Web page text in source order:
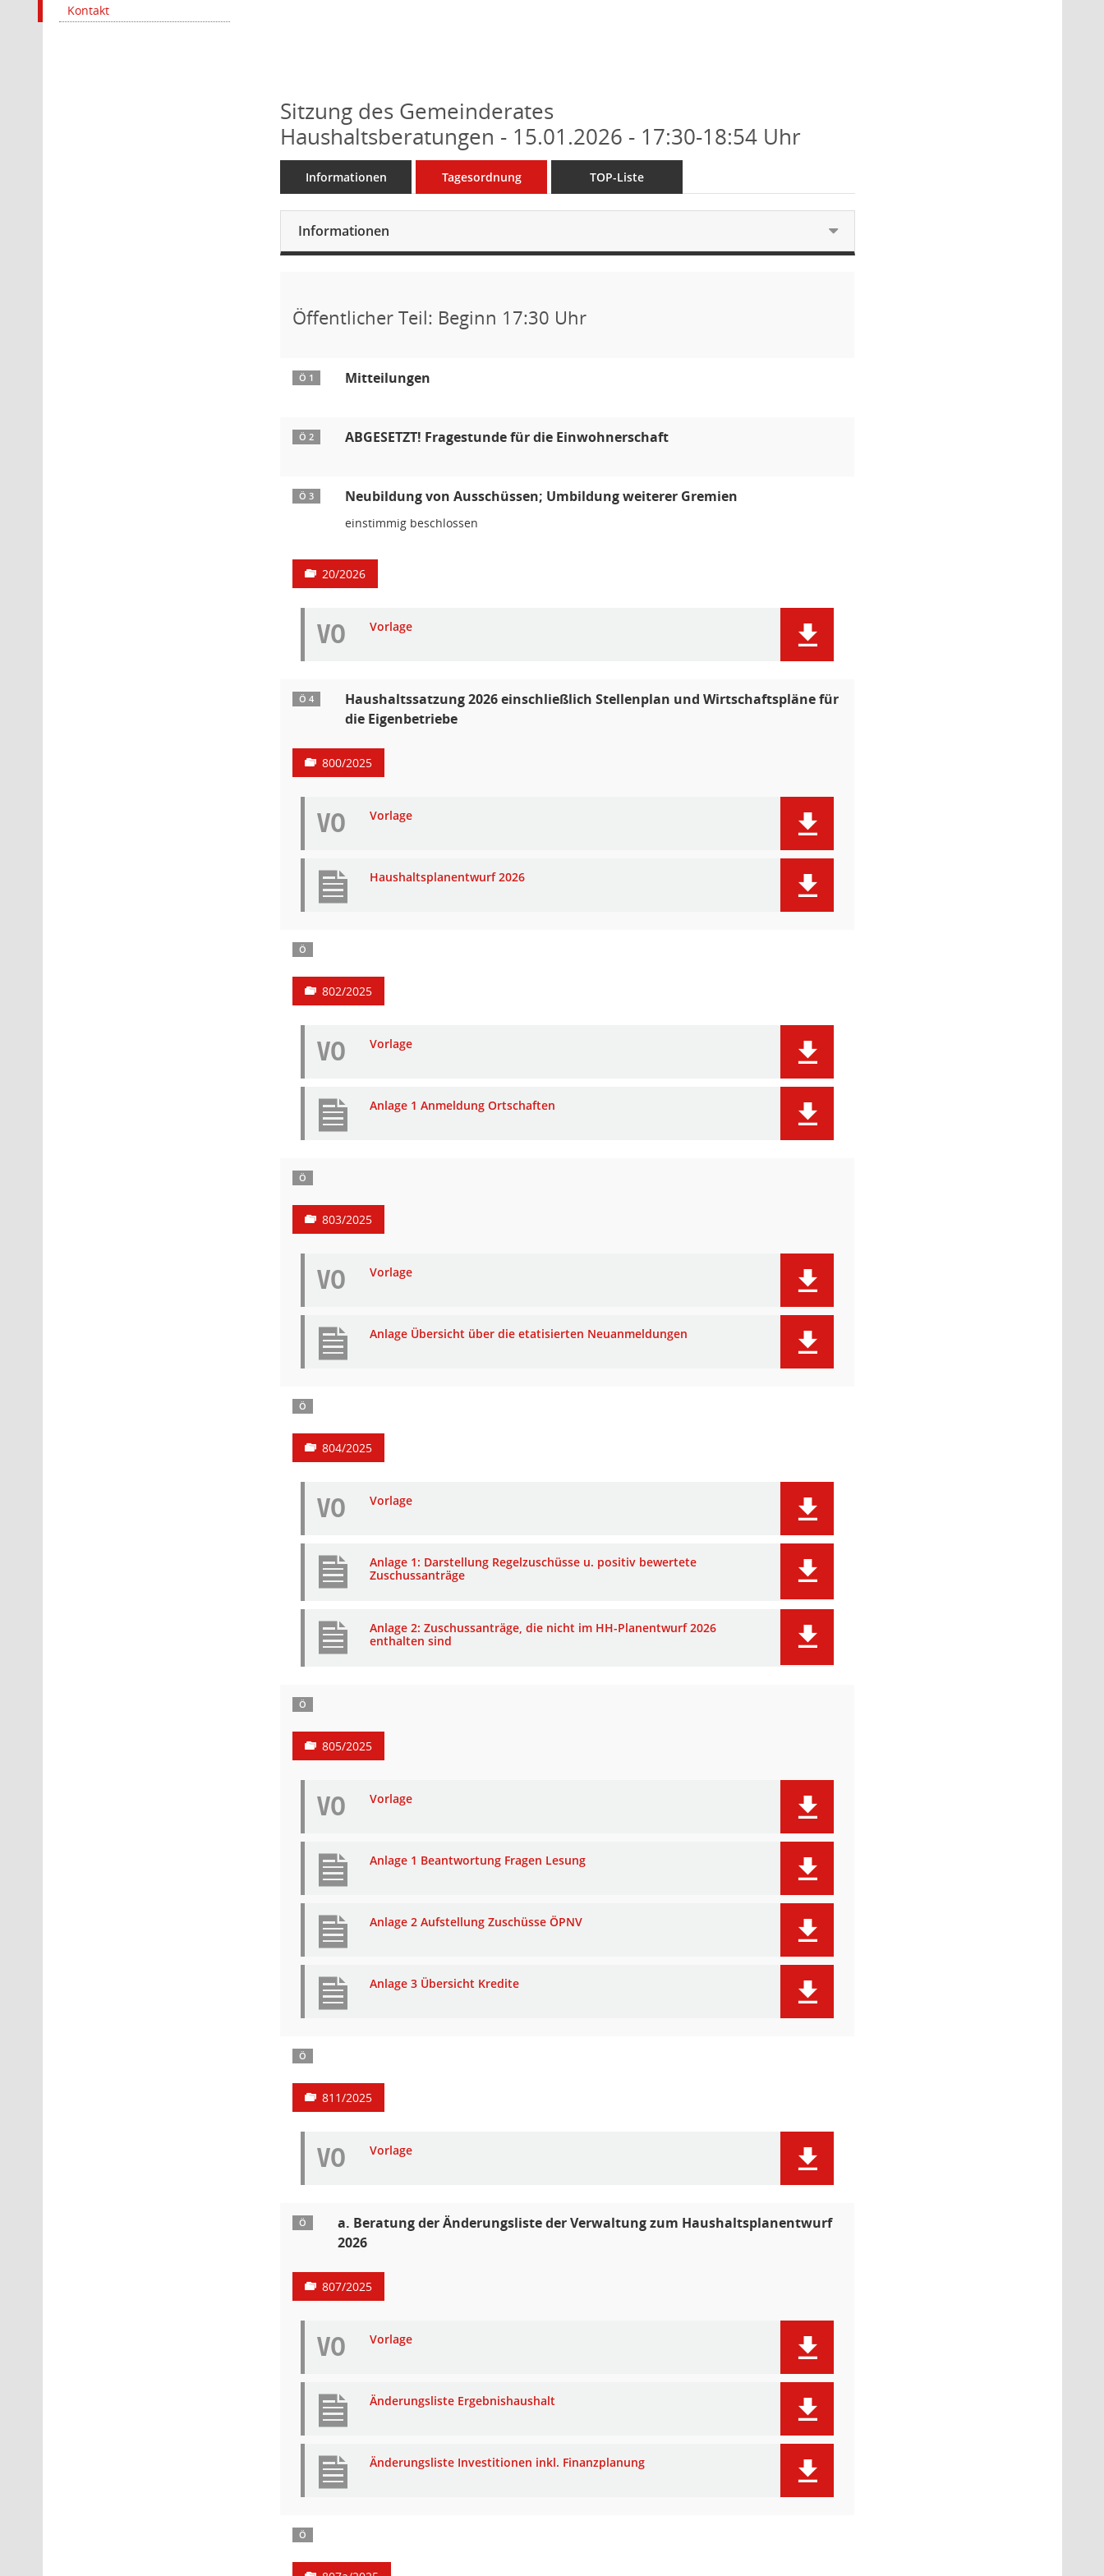
Kontakt
Sitzung des Gemeinderates
Haushaltsberatungen - 15.01.2026 - 17:30-18:54 Uhr
Informationen Tagesordnung TOP-Liste
Informationen
Öffentlicher Teil: Beginn 17:30 Uhr
Ö 1 Mitteilungen
Ö 2 ABGESETZT! Fragestunde für die Einwohnerschaft
Ö 3 Neubildung von Ausschüssen; Umbildung weiterer Gremien
einstimmig beschlossen
20/2026
VO Vorlage
Ö 4
Haushaltssatzung 2026 einschließlich Stellenplan und Wirtschaftspläne für
die Eigenbetriebe
800/2025
VO Vorlage
Haushaltsplanentwurf 2026
Ö
802/2025
VO Vorlage
Anlage 1 Anmeldung Ortschaften
Ö
803/2025
VO Vorlage
Anlage Übersicht über die etatisierten Neuanmeldungen
Ö
804/2025
VO Vorlage
Anlage 1: Darstellung Regelzuschüsse u. positiv bewertete
Zuschussanträge
Anlage 2: Zuschussanträge, die nicht im HH-Planentwurf 2026
enthalten sind
Ö
805/2025
VO Vorlage
Anlage 1 Beantwortung Fragen Lesung
Anlage 2 Aufstellung Zuschüsse ÖPNV
Anlage 3 Übersicht Kredite
Ö
811/2025
VO Vorlage
Ö
a. Beratung der Änderungsliste der Verwaltung zum Haushaltsplanentwurf
2026
807/2025
VO Vorlage
Änderungsliste Ergebnishaushalt
Änderungsliste Investitionen inkl. Finanzplanung
Ö